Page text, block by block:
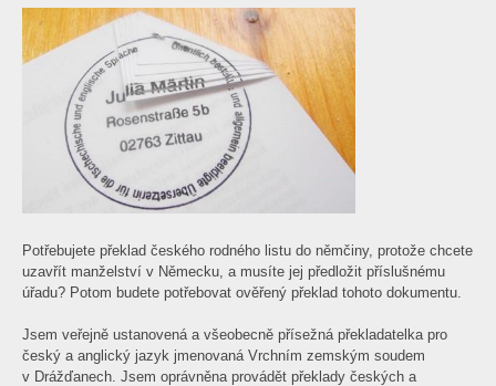
Potřebujete překlad českého rodného listu do němčiny, protože chcete
uzavřít manželství v Německu, a musíte jej předložit příslušnému
úřadu? Potom budete potřebovat ověřený překlad tohoto dokumentu.
Jsem veřejně ustanovená a všeobecně přísežná překladatelka pro
český a anglický jazyk jmenovaná Vrchním zemským soudem
v Drážďanech. Jsem oprávněna provádět překlady českých a